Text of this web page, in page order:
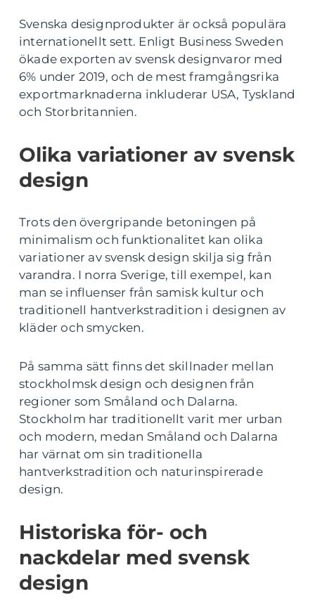
Svenska designprodukter är också populära
internationellt sett. Enligt Business Sweden
ökade exporten av svensk designvaror med
6% under 2019, och de mest framgångsrika
exportmarknaderna inkluderar USA, Tyskland
och Storbritannien.
Olika variationer av svensk
design
Trots den övergripande betoningen på
minimalism och funktionalitet kan olika
variationer av svensk design skilja sig från
varandra. I norra Sverige, till exempel, kan
man se influenser från samisk kultur och
traditionell hantverkstradition i designen av
kläder och smycken.
På samma sätt finns det skillnader mellan
stockholmsk design och designen från
regioner som Småland och Dalarna.
Stockholm har traditionellt varit mer urban
och modern, medan Småland och Dalarna
har värnat om sin traditionella
hantverkstradition och naturinspirerade
design.
Historiska för- och
nackdelar med svensk
design